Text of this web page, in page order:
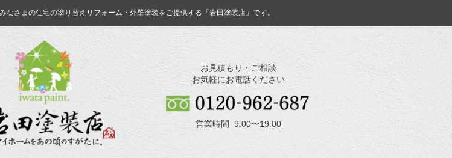
なさまの住宅の塗り替えリフォーム・外壁塗装をご提供する「岩田塗装店」です。
お見積もり・ご相談
お気軽にお電話ください
営業時間 9:00〜19:00